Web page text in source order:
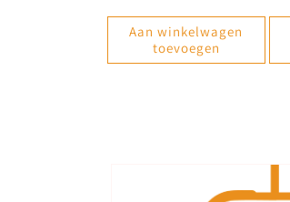
Aan winkelwagen
toevoegen